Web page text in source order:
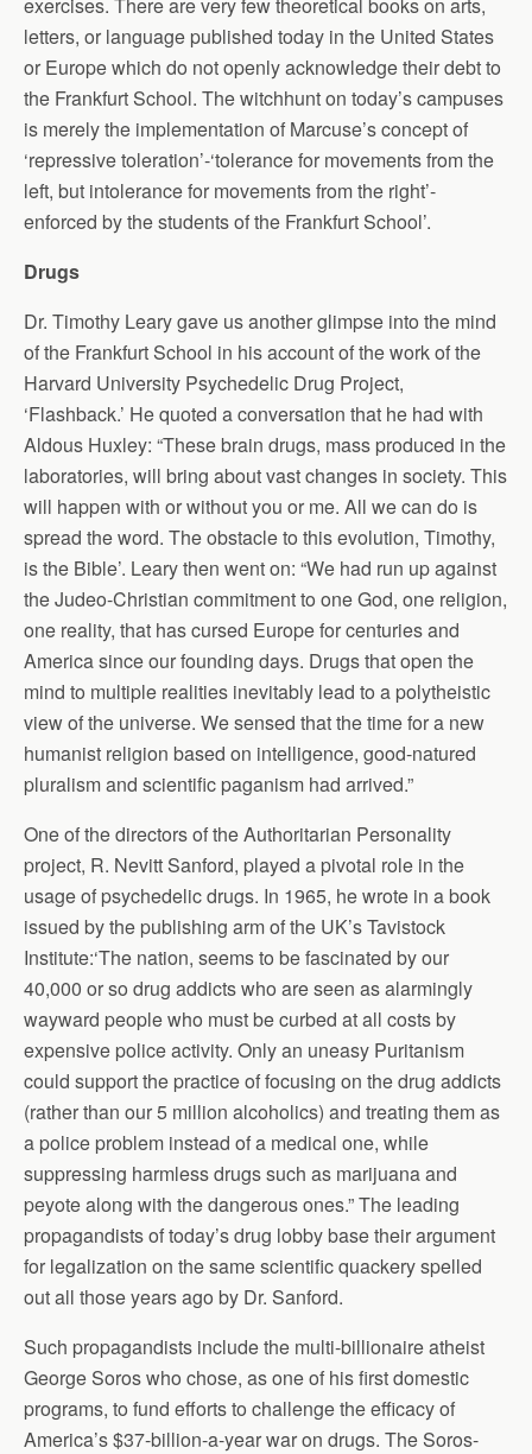
letters, or language published today in the United States
or Europe which do not openly acknowledge their debt to
the Frankfurt School. The witchhunt on today’s campuses
is merely the implementation of Marcuse’s concept of
‘repressive toleration’-‘tolerance for movements from the
left, but intolerance for movements from the right’-
enforced by the students of the Frankfurt School’.
Drugs
Dr. Timothy Leary gave us another glimpse into the mind
of the Frankfurt School in his account of the work of the
Harvard University Psychedelic Drug Project,
‘Flashback.’ He quoted a conversation that he had with
Aldous Huxley: “These brain drugs, mass produced in the
laboratories, will bring about vast changes in society. This
will happen with or without you or me. All we can do is
spread the word. The obstacle to this evolution, Timothy,
is the Bible’. Leary then went on: “We had run up against
the Judeo-Christian commitment to one God, one religion,
one reality, that has cursed Europe for centuries and
America since our founding days. Drugs that open the
mind to multiple realities inevitably lead to a polytheistic
view of the universe. We sensed that the time for a new
humanist religion based on intelligence, good-natured
pluralism and scientific paganism had arrived.”
One of the directors of the Authoritarian Personality
project, R. Nevitt Sanford, played a pivotal role in the
usage of psychedelic drugs. In 1965, he wrote in a book
issued by the publishing arm of the UK’s Tavistock
Institute:‘The nation, seems to be fascinated by our
40,000 or so drug addicts who are seen as alarmingly
wayward people who must be curbed at all costs by
expensive police activity. Only an uneasy Puritanism
could support the practice of focusing on the drug addicts
(rather than our 5 million alcoholics) and treating them as
a police problem instead of a medical one, while
suppressing harmless drugs such as marijuana and
peyote along with the dangerous ones.” The leading
propagandists of today’s drug lobby base their argument
for legalization on the same scientific quackery spelled
out all those years ago by Dr. Sanford.
Such propagandists include the multi-billionaire atheist
George Soros who chose, as one of his first domestic
programs, to fund efforts to challenge the efficacy of
America’s $37-billion-a-year war on drugs. The Soros-